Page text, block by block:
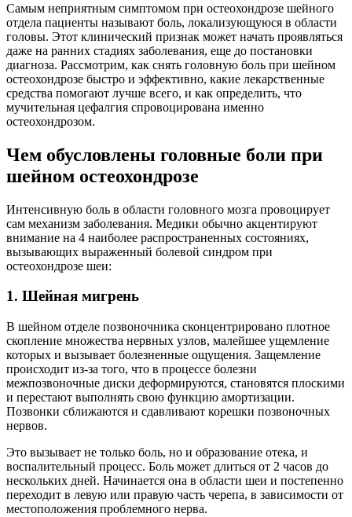
Самым неприятным симптомом при остеохондрозе шейного
отдела пациенты называют боль, локализующуюся в области
головы. Этот клинический признак может начать проявляться
даже на ранних стадиях заболевания, еще до постановки
диагноза. Рассмотрим, как снять головную боль при шейном
остеохондрозе быстро и эффективно, какие лекарственные
средства помогают лучше всего, и как определить, что
мучительная цефалгия спровоцирована именно
остеохондрозом.
Чем обусловлены головные боли при
шейном остеохондрозе
Интенсивную боль в области головного мозга провоцирует
сам механизм заболевания. Медики обычно акцентируют
внимание на 4 наиболее распространенных состояниях,
вызывающих выраженный болевой синдром при
остеохондрозе шеи:
1. Шейная мигрень
В шейном отделе позвоночника сконцентрировано плотное
скопление множества нервных узлов, малейшее ущемление
которых и вызывает болезненные ощущения. Защемление
происходит из-за того, что в процессе болезни
межпозвоночные диски деформируются, становятся плоскими
и перестают выполнять свою функцию амортизации.
Позвонки сближаются и сдавливают корешки позвоночных
нервов.
Это вызывает не только боль, но и образование отека, и
воспалительный процесс. Боль может длиться от 2 часов до
нескольких дней. Начинается она в области шеи и постепенно
переходит в левую или правую часть черепа, в зависимости от
местоположения проблемного нерва.